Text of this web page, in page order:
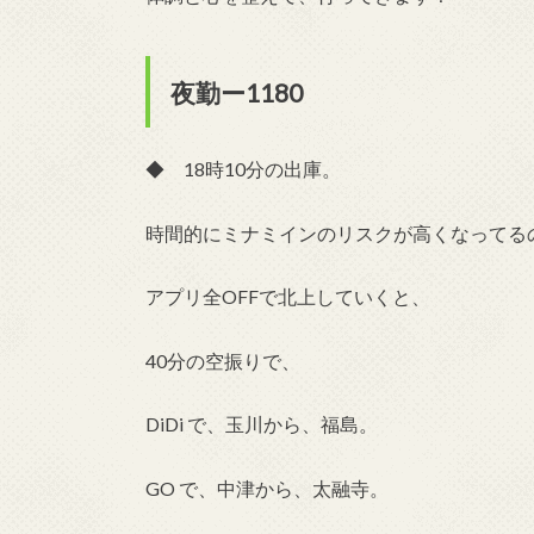
夜勤ー1180
◆ 18時10分の出庫。
時間的にミナミインのリスクが高くなってる
アプリ全OFFで北上していくと、
40分の空振りで、
DiDi で、玉川から、福島。
GO で、中津から、太融寺。